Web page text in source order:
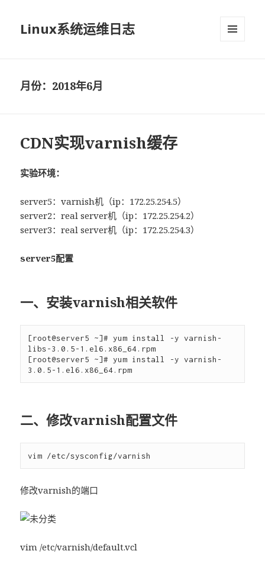
Linux系统运维日志
月份：2018年6月
CDN实现varnish缓存
实验环境：
server5：varnish机（ip：172.25.254.5）
server2：real server机（ip：172.25.254.2）
server3：real server机（ip：172.25.254.3）
server5配置
一、安装varnish相关软件
[root@server5 ~]# yum install -y varnish-
libs-3.0.5-1.el6.x86_64.rpm
[root@server5 ~]# yum install -y varnish-
二、修改varnish配置文件
修改varnish的端口
vim /etc/varnish/default.vcl